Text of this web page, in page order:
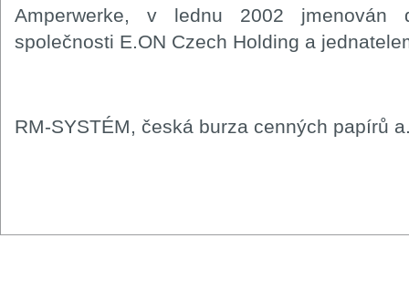
Amperwerke, v lednu 2002 jmenován
společnosti E.ON Czech Holding a
RM-SYSTÉM, česká burza cenných papírů